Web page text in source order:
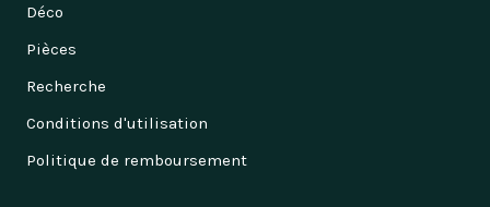
Déco
Pièces
Recherche
Conditions d'utilisation
Politique de remboursement